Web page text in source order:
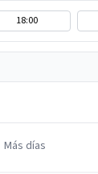
18:00
Más días